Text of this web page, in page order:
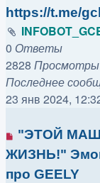
https://t.me/
0 Ответы
2828 Просмотры
Последнее
23 янв 2024,
"ЭТОЙ
ЖИЗНЬ!"
про GEELY